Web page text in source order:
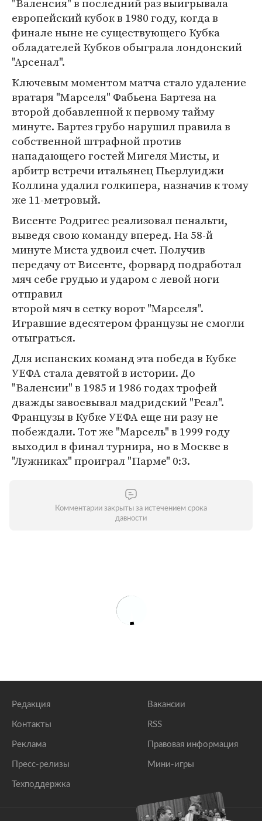
европейский кубок в 1980 году, когда в
финале ныне не существующего Кубка
обладателей Кубков обыграла лондонский
"Арсенал".
Ключевым моментом матча стало удаление
вратаря "Марселя" Фабьена Бартеза на
второй добавленной к первому тайму
минуте. Бартез грубо нарушил правила в
собственной штрафной против
нападающего гостей Мигеля Мисты, и
арбитр встречи итальянец Пьерлуиджи
Коллина удалил голкипера, назначив к тому
же 11-метровый.
Висенте Родригес реализовал пенальти,
выведя свою команду вперед. На 58-й
минуте Миста удвоил счет. Получив
передачу от Висенте, форвард подработал
мяч себе грудью и ударом с левой ноги
отправил
второй мяч в сетку ворот "Марселя".
Игравшие вдесятером французы не смогли
отыграться.
Для испанских команд эта победа в Кубке
УЕФА стала девятой в истории. До
"Валенсии" в 1985 и 1986 годах трофей
дважды завоевывал мадридский "Реал".
Французы в Кубке УЕФА еще ни разу не
побеждали. Тот же "Марсель" в 1999 году
выходил в финал турнира, но в Москве в
"Лужниках" проиграл "Парме" 0:3.
Комментарии закрыты за истечением срока
давности
Редакция
Контакты
Реклама
Пресс-релизы
Техподдержка
Вакансии
RSS
Правовая информация
Мини-игры